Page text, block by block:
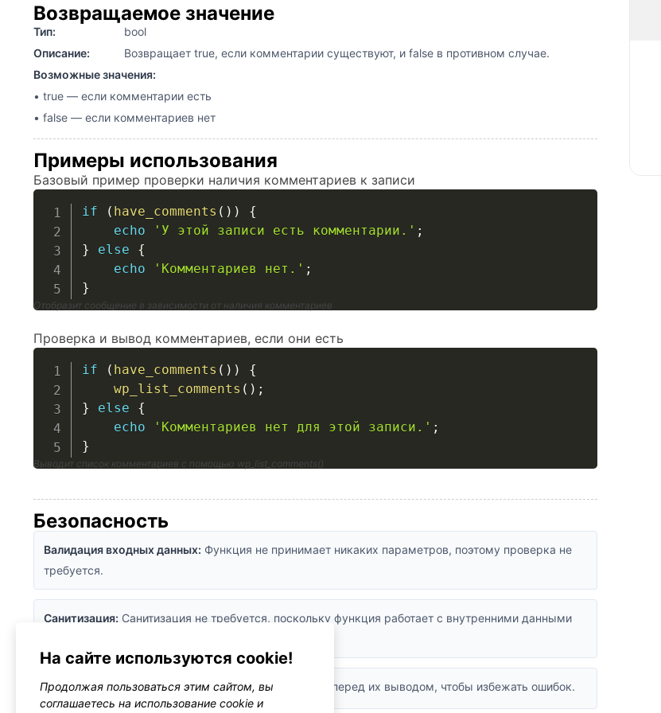
Возвращаемое значение
Тип:
bool
Описание:
Возвращает true, если комментарии существуют, и false в противном случае.
Возможные значения:
• true — если комментарии есть
• false — если комментариев нет
Примеры использования
Базовый пример проверки наличия комментариев к записи
if ( have_comments ( ) )
{
echo
'У этой записи есть комментарии.' ;
}
else
{
echo
'Комментариев нет.' ;
}
Отобразит сообщение в зависимости от наличия комментариев
Проверка и вывод комментариев, если они есть
if ( have_comments ( ) )
{
wp_list_comments ( ) ;
}
else
{
echo
'Комментариев нет для этой записи.' ;
}
Выводит список комментариев с помощью wp_list_comments()
Безопасность
Валидация входных данных: Функция не принимает никаких параметров, поэтому проверка не
требуется.
Санитизация: Санитизация не требуется, поскольку функция работает с внутренними данными
Рекомендации:Проверяйте наличие комментариев перед их выводом, чтобы избежать ошибок.
На сайте используются cookie!
Продолжая пользоваться этим сайтом, вы
соглашаетесь на использование cookie и